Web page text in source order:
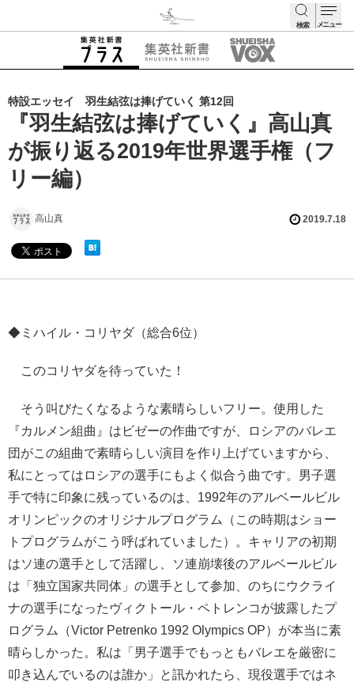
検索 メニュー
特設エッセイ 羽生結弦は捧げていく 第12回
『羽生結弦は捧げていく』高山真
が振り返る2019年世界選手権（フ
リー編）
高山真 2019.7.18
◆ミハイル・コリヤダ（総合6位）
このコリヤダを待っていた！
そう叫びたくなるような素晴らしいフリー。使用した
『カルメン組曲』はビゼーの作曲ですが、ロシアのバレエ
団がこの組曲で素晴らしい演目を作り上げていますから、
私にとってはロシアの選手にもよく似合う曲です。男子選
手で特に印象に残っているのは、1992年のアルベールビル
オリンピックのオリジナルプログラム（この時期はショー
トプログラムがこう呼ばれていました）。キャリアの初期
はソ連の選手として活躍し、ソ連崩壊後のアルベールビル
は「独立国家共同体」の選手として参加、のちにウクライ
ナの選手になったヴィクトール・ペトレンコが披露したプ
ログラム（Victor Petrenko 1992 Olympics OP）が本当に素
晴らしかった。私は「男子選手でもっともバレエを厳密に
叩き込んでいるのは誰か」と訊かれたら、現役選手ではネ